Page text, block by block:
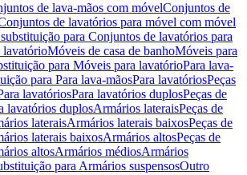
de lava-mãos com móvelConjuntos de
de lavatórios para móvel com móvel
para Conjuntos de lavatórios para
lavatórioMóveis de casa de banhoMóveis para
para Móveis para lavatórioPara lava-
para Para lava-mãosPara lavatóriosPeças
lavatóriosPara lavatórios duplosPeças de
lavatórios duplosArmários lateraisPeças de
lateraisArmários laterais baixosPeças de
laterais baixosArmários altosPeças de
altosArmários médiosArmários
para Armários suspensosOutro